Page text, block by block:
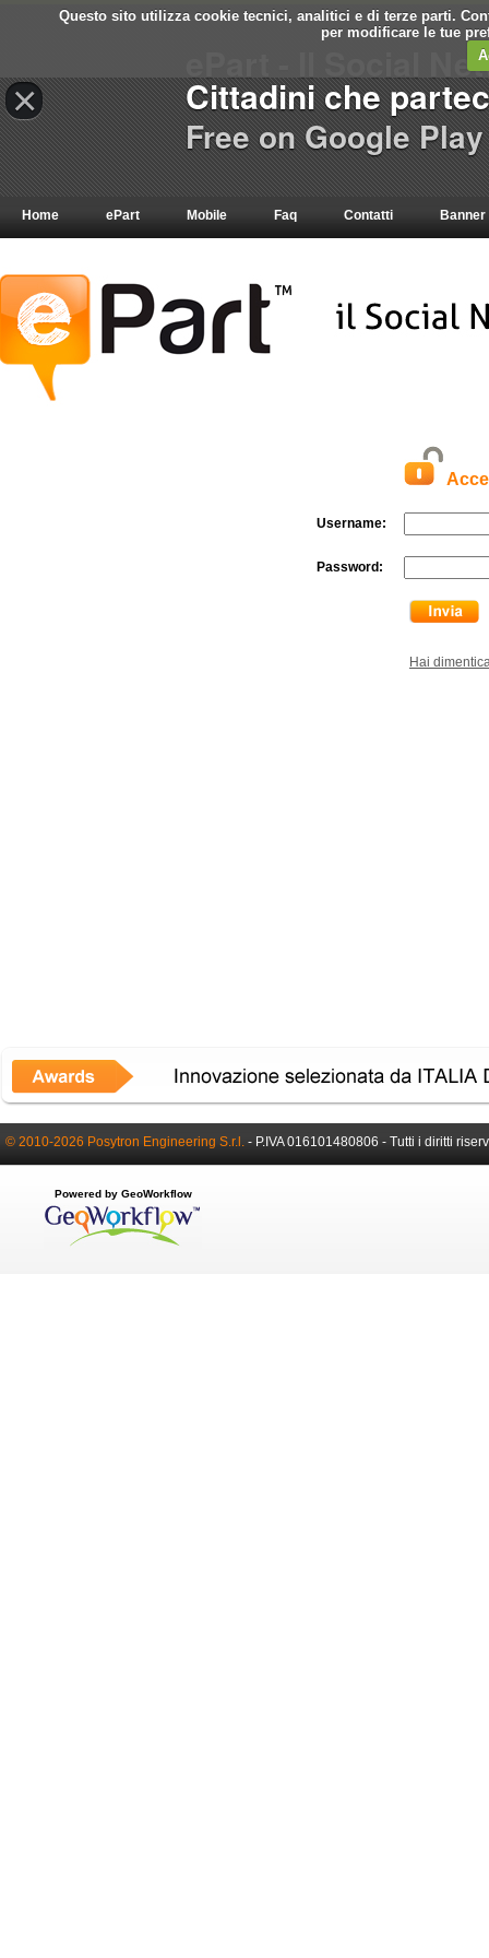
Questo sito utilizza cookie tecnici, analitici e di terze parti.
per modificare le tue
Home ePart Mobile Faq Contatti Banner
Username:
Password:
Hai
© 2010-2026 Posytron Engineering S.r.l. - P.IVA 016101480806 - Tutti i diritti
Powered by GeoWorkflow
×
ePart - Il Social
Cittadini che
Free on Google Play